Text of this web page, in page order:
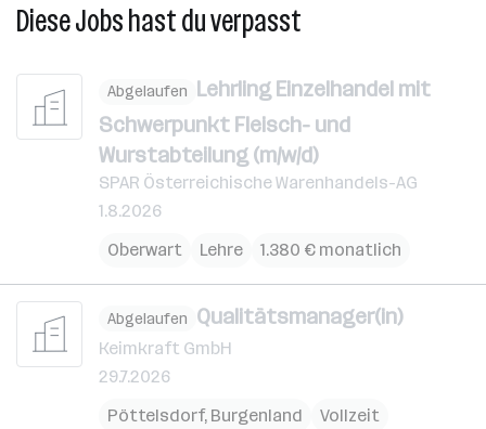
Diese Jobs hast du verpasst
Abgelaufen Lehrling Einzelhandel mit
Schwerpunkt Fleisch- und
Wurstabteilung (m/w/d)
SPAR Österreichische Warenhandels-AG
1.8.2026
Oberwart
Lehre 1.380 € monatlich
Abgelaufen Qualitätsmanager(in)
Keimkraft GmbH
29.7.2026
Pöttelsdorf, Burgenland
Vollzeit